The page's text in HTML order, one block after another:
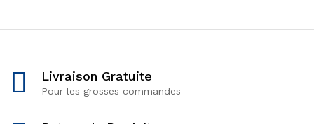
Livraison Gratuite
Pour les grosses commandes